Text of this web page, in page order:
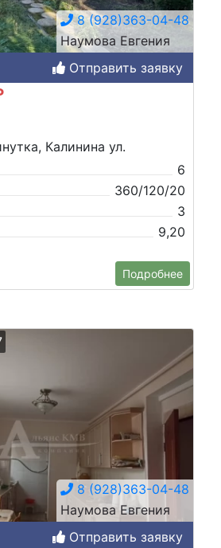
8 (928)363-04-48
Наумова Евгения
Отправить заявку
Калинина ул.
6
360/120/20
3
9,20
Подробнее
8 (928)363-04-48
Наумова Евгения
Отправить заявку